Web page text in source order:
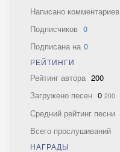
Написано комментариев
Подписчиков 0
Подписана на 0
РЕЙТИНГИ
Рейтинг автора 200
Загружено песен 0 200
Средний рейтинг песни
Всего прослушиваний
НАГРАДЫ